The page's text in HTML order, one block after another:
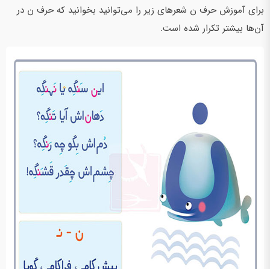
برای آموزش حرف ن شعرهای زیر را می‌توانید بخوانید که حرف ن در
آن‌ها بیشتر تکرار شده است.